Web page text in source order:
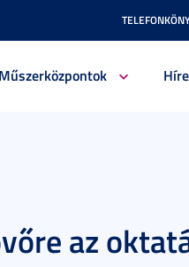
Műszerközpontok
az